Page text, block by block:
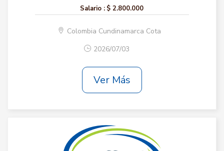
Salario : $ 2.800.000
Colombia Cundinamarca Cota
2026/07/03
Ver Más